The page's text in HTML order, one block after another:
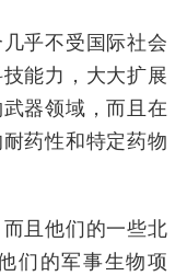
乎不受国际社会
能力，大大扩展
器领域，而且在
药性和特定药物
且他们的一些北
们的军事生物项